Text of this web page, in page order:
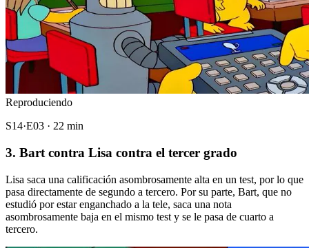
Reproduciendo
S14·E03 · 22 min
3. Bart contra Lisa contra el tercer grado
Lisa saca una calificación asombrosamente alta en un test, por lo que
pasa directamente de segundo a tercero. Por su parte, Bart, que no
estudió por estar enganchado a la tele, saca una nota
asombrosamente baja en el mismo test y se le pasa de cuarto a
tercero.